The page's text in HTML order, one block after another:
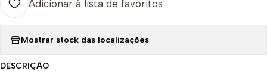
Adicionar à lista de favoritos
Mostrar stock das localizações
DESCRIÇÃO